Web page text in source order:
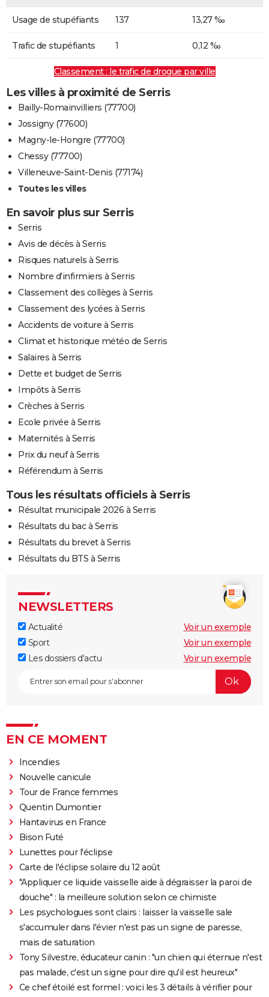
Usage de stupéfiants 137 13,27 ‰
Trafic de stupéfiants 1 0,12 ‰
Classement : le trafic de drogue par ville
Les villes à proximité de Serris
Bailly-Romainvilliers (77700)
Jossigny (77600)
Magny-le-Hongre (77700)
Chessy (77700)
Villeneuve-Saint-Denis (77174)
Toutes les villes
En savoir plus sur Serris
Serris
Avis de décès à Serris
Risques naturels à Serris
Nombre d'infirmiers à Serris
Classement des collèges à Serris
Classement des lycées à Serris
Accidents de voiture à Serris
Climat et historique météo de Serris
Salaires à Serris
Dette et budget de Serris
Impôts à Serris
Crèches à Serris
Ecole privée à Serris
Maternités à Serris
Prix du neuf à Serris
Référendum à Serris
Tous les résultats officiels à Serris
Résultat municipale 2026 à Serris
Résultats du bac à Serris
Résultats du brevet à Serris
Résultats du BTS à Serris
NEWSLETTERS
Actualité
Voir un exemple
Sport
Voir un exemple
Les dossiers d'actu
Voir un exemple
EN CE MOMENT
Incendies
Nouvelle canicule
Tour de France femmes
Quentin Dumontier
Hantavirus en France
Bison Futé
Lunettes pour l'éclipse
Carte de l'éclipse solaire du 12 août
"Appliquer ce liquide vaisselle aide à dégraisser la paroi de
douche" : la meilleure solution selon ce chimiste
Les psychologues sont clairs : laisser la vaisselle sale
s'accumuler dans l'évier n'est pas un signe de paresse,
mais de saturation
Tony Silvestre, éducateur canin : "un chien qui éternue n'est
pas malade, c'est un signe pour dire qu'il est heureux"
Ce chef étoilé est formel : voici les 3 détails à vérifier pour